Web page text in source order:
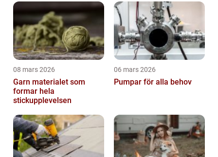
08 mars 2026
Garn materialet som
formar hela
stickupplevelsen
06 mars 2026
Pumpar för alla behov